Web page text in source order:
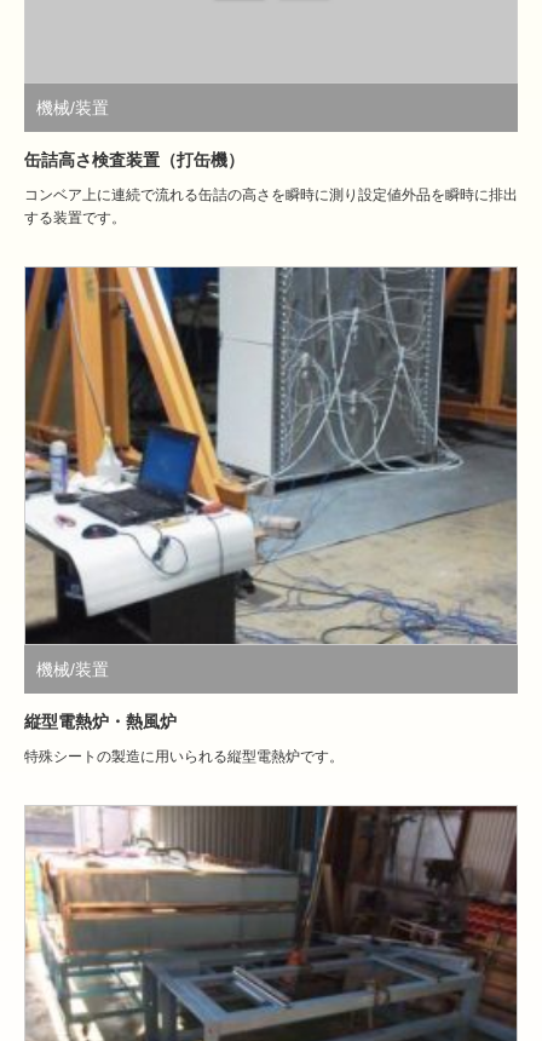
機械/装置
缶詰高さ検査装置（打缶機）
コンベア上に連続で流れる缶詰の高さを瞬時に測り設定値外品を瞬時に排出
する装置です。
機械/装置
縦型電熱炉・熱風炉
特殊シートの製造に用いられる縦型電熱炉です。